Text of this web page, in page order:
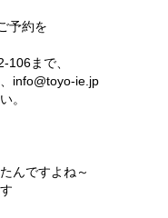
予約を
まで、
info@toyo-ie.jp
。
んですよね～